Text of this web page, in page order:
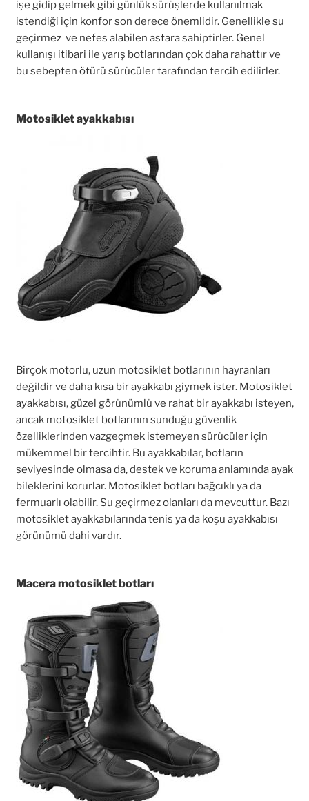
işe gidip gelmek gibi günlük sürüşlerde kullanılmak
istendiği için konfor son derece önemlidir. Genellikle su
geçirmez ve nefes alabilen astara sahiptirler. Genel
kullanışı itibari ile yarış botlarından çok daha rahattır ve
bu sebepten ötürü sürücüler tarafından tercih edilirler.
Motosiklet ayakkabısı
Birçok motorlu, uzun motosiklet botlarının hayranları
değildir ve daha kısa bir ayakkabı giymek ister. Motosiklet
ayakkabısı, güzel görünümlü ve rahat bir ayakkabı isteyen,
ancak motosiklet botlarının sunduğu güvenlik
özelliklerinden vazgeçmek istemeyen sürücüler için
mükemmel bir tercihtir. Bu ayakkabılar, botların
seviyesinde olmasa da, destek ve koruma anlamında ayak
bileklerini korurlar. Motosiklet botları bağcıklı ya da
fermuarlı olabilir. Su geçirmez olanları da mevcuttur. Bazı
motosiklet ayakkabılarında tenis ya da koşu ayakkabısı
görünümü dahi vardır.
Macera motosiklet botları